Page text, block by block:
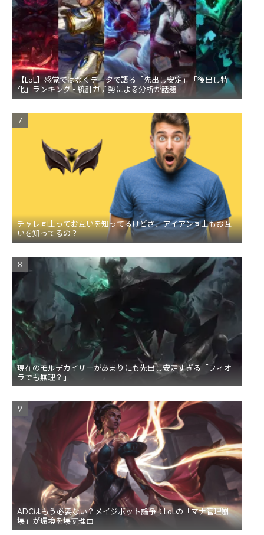
【LoL】感覚ではなくデータで語る「先出し安定」「後出し特
化」ランキング - 統計ガチ勢による分析が話題
チャレ同士ってお互いを知ってるけどさ、アイアン同士もお互
いを知ってるの？
現在のモルデカイザーがあまりにも先出し安定すぎる「フィオ
ラでも無理？」
ADCはもう必要ない？メイジボット論争：LoLの「マナ管理崩
壊」が環境を壊す理由